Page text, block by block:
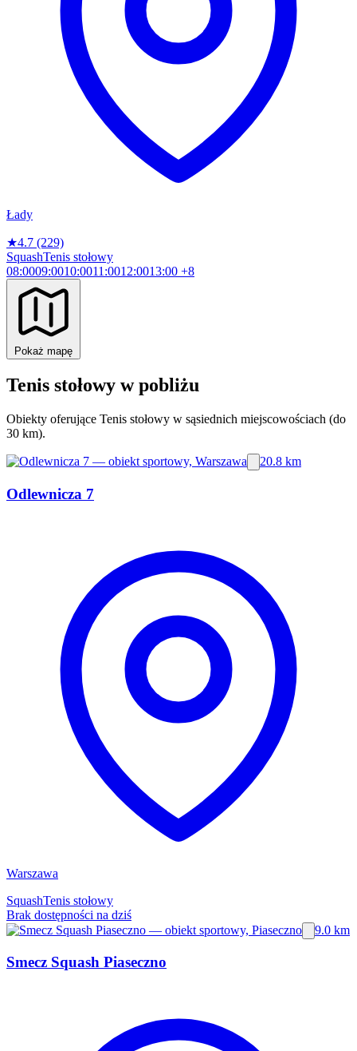
Łady
★4.7 (229)
SquashTenis stołowy
08:0009:0010:0011:0012:0013:00 +8
Pokaż mapę
Tenis stołowy w pobliżu
Obiekty oferujące Tenis stołowy w sąsiednich miejscowościach (do
30 km).
20.8 km
Odlewnicza 7
Warszawa
SquashTenis stołowy
Brak dostępności na dziś
9.0 km
Smecz Squash Piaseczno